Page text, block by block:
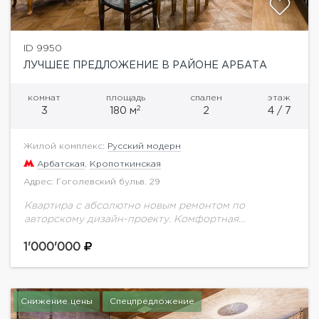
ID 9950
ЛУЧШЕЕ ПРЕДЛОЖЕНИЕ В РАЙОНЕ АРБАТА
комнат
3
площадь
180 м2
спален
2
этаж
4 / 7
Жилой комплекс: Русский модерн
Арбатская Кропоткинская
Адрес: Гоголевский бульв. 29
Квартира с абсолютно новым ремонтом по
авторскому дизайн-проекту. Комфортная
спальни с индивидуальными ванными комнатами,
1'000'000
Снижение цены Спецпредложение